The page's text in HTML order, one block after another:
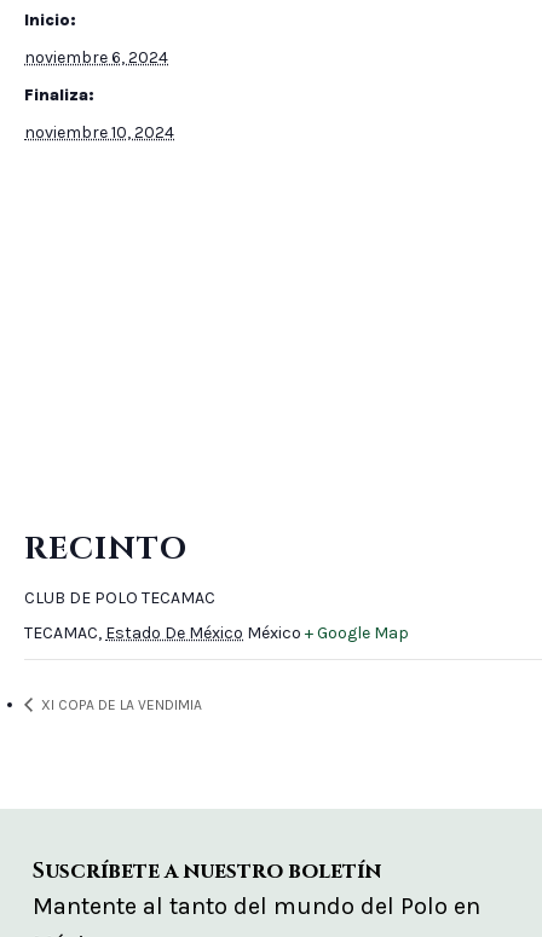
Inicio:
noviembre 6, 2024
Finaliza:
noviembre 10, 2024
RECINTO
CLUB DE POLO TECAMAC
TECAMAC, Estado De México México + Google Map
XI COPA DE LA VENDIMIA
Suscríbete a nuestro boletín
Mantente al tanto del mundo del Polo en